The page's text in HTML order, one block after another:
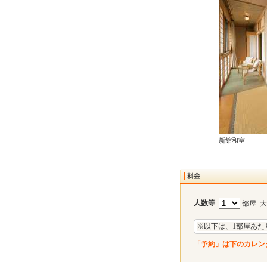
新館和室
人数等 部屋
※以下は、1部屋あ
「予約」は下のカレ